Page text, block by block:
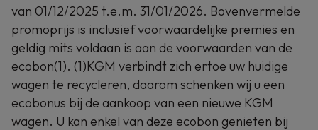
van 01/12/2025 t.e.m. 31/01/2026. Bovenvermelde
promoprijs is inclusief voorwaardelijke premies en
geldig mits voldaan is aan de voorwaarden van de
ecobon(1). (1)KGM verbindt zich ertoe uw huidige
wagen te recycleren, daarom schenken wij u een
ecobonus bij de aankoop van een nieuwe KGM
wagen. U kan enkel van deze ecobon genieten bij